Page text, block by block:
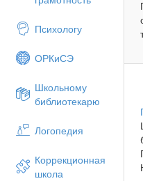
Психологу
ОРКиСЭ
Школьному
библиотекарю
Логопедия
Коррекционная
школа